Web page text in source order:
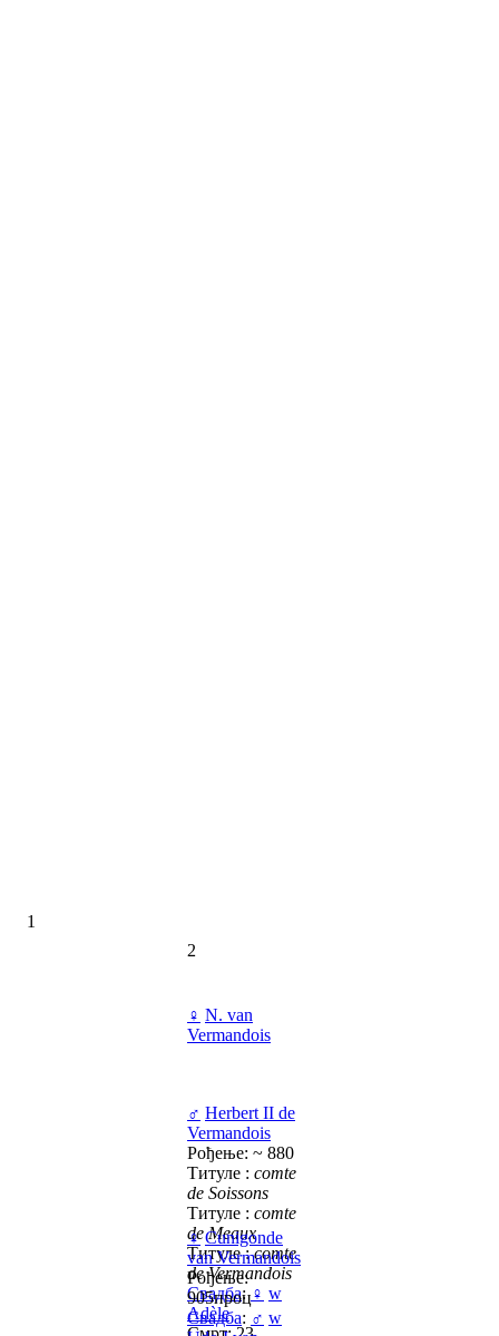
1
2
♀ N. van
Vermandois
♂ Herbert II de
Vermandois
Рођење: ~ 880
Титуле : comte
de Soissons
Титуле : comte
de Meaux
Титуле :comte
de Vermandois
Свадба:♀ w
Adèle
♀ Cunigonde
van Vermandois
Рођење:
905проц
Свадба: ♂ w